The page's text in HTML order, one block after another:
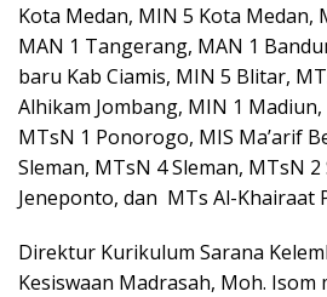
Kota Medan, MIN 5 Kota Medan,
MAN 1 Tangerang, MAN 1
baru Kab Ciamis, MIN 5 Blitar,
Alhikam Jombang, MIN 1
MTsN 1 Ponorogo, MIS Ma’arif
Sleman, MTsN 4 Sleman, MTsN
Jeneponto, dan MTs Al-Khairaat
Direktur Kurikulum Sarana
Kesiswaan Madrasah, Moh. Isom